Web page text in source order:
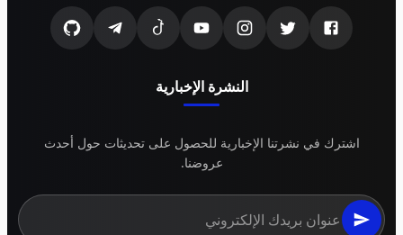
النشرة الإخبارية
اشترك في نشرتنا الإخبارية للحصول على تحديثات حول أحدث
عروضنا.